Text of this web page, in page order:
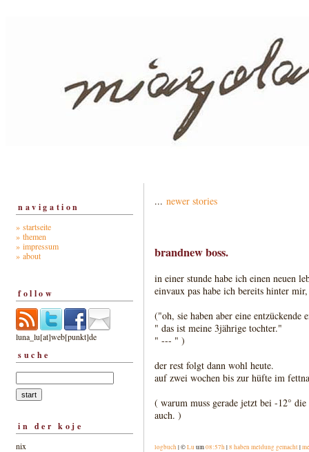
navigation
» startseite
» themen
» impressum
» about
follow
luna_lu[at]web[punkt]de
suche
in der koje
nix
... newer stories
brandnew boss.
in einer stunde habe ich einen neuen
einvaux pas habe ich bereits hinter mir,
("oh, sie haben aber eine entzückende
" das ist meine 3jährige tochter."
" --- " )
der rest folgt dann wohl heute.
auf zwei wochen bis zur hüfte im
( warum muss gerade jetzt bei -12°
auch. )
logbuch | ©Lu um08:57h |8 haben meldung gemacht|